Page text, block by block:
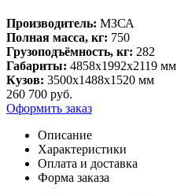
Производитель: МЗСА
Полная масса, кг: 750
Грузоподъёмность, кг: 282
Габариты: 4858х1992х2119 мм
Кузов: 3500х1488х1520 мм
260 700 руб.
Оформить заказ
Описание
Характеристики
Оплата и доставка
Форма заказа